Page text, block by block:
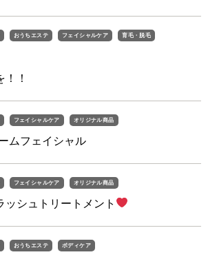
おうちエステ フェイシャルケア 育毛・脱毛
！
フェイシャルケア オリジナル商品
ムフェイシャル
フェイシャルケア オリジナル商品
ッシュトリートメント
おうちエステ ボディケア